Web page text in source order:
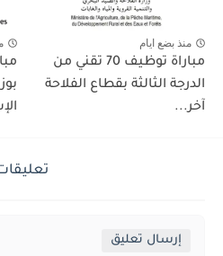
منذ بضع ايام
مباراة توظيف 70 تقني من
الدرجة الثالثة بقطاع الفلاحة
آخر...
إرسال تعليق